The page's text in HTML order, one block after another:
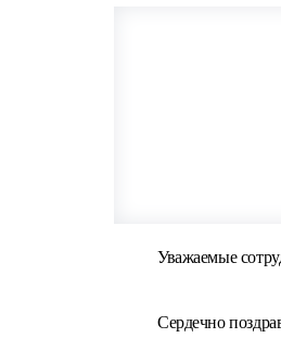
Уважаемые
Сердечно